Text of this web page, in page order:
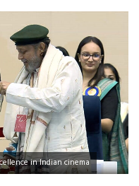
in Indian cinema